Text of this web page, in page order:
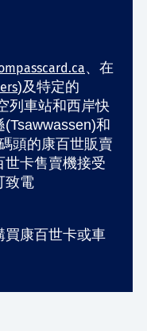
、在
)及特定的
列車站和西岸快
和
頭的康百世販賣
世卡售賣機接受
致電
買康百世卡或車